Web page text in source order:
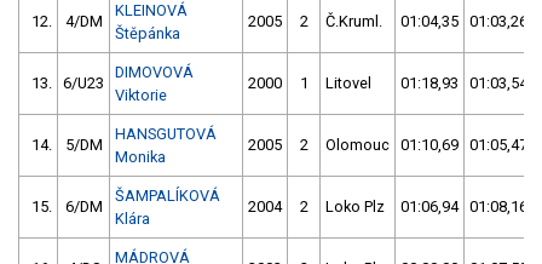
12. 4/DM
KLEINOVÁ
Štěpánka
2005 2 Č.Kruml. 01:04,35 01:03,26
13. 6/U23
DIMOVOVÁ
Viktorie
2000 1 Litovel 01:18,93 01:03,54
14. 5/DM
HANSGUTOVÁ
Monika
2005 2 Olomouc 01:10,69 01:05,47
15. 6/DM
ŠAMPALÍKOVÁ
Klára
2004 2 Loko Plz 01:06,94 01:08,16
MÁDROVÁ